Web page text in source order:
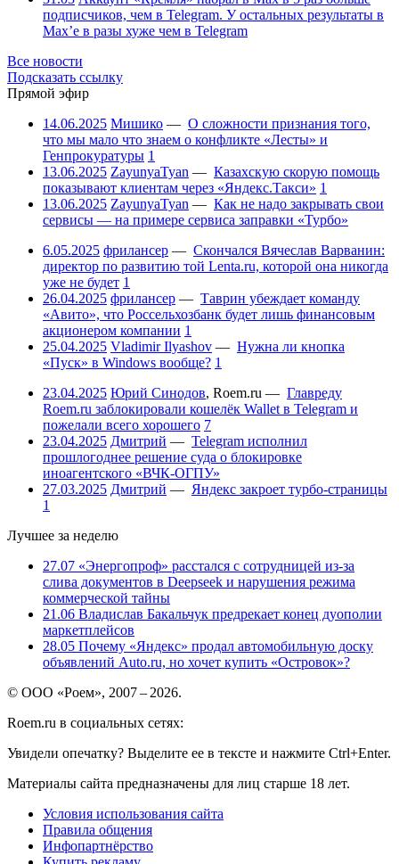
подписчиков, чем в Telegram. У остальных результаты в
Max’е в разы хуже чем в Telegram
Все новости
Подсказать ссылку
Прямой эфир
14.06.2025 Мишико — О сложности признания того,
что мы мало что знаем о конфликте «Лесты» и
Генпрокуратуры 1
13.06.2025 ZayunyaTyan — Казахскую скорую помощь
показывают клиентам через «Яндекс.Такси» 1
13.06.2025 ZayunyaTyan — Как не надо закрывать свои
сервисы — на примере сервиса заправки «Турбо»
6.05.2025 фрилансер — Скончался Вячеслав Варванин:
директор по развитию той Lenta.ru, которой она никогда
уже не будет 1
26.04.2025 фрилансер — Таврин убеждает команду
«Авито», что Россельхозбанк будет лишь финансовым
акционером компании 1
25.04.2025 Vladimir Ilyashov — Нужна ли кнопка
«Пуск» в Windows вообще? 1
23.04.2025 Юрий Синодов, Roem.ru — Главреду
Roem.ru заблокировали кошелёк Wallet в Telegram и
пожелали всего хорошего 7
23.04.2025 Дмитрий — Telegram исполнил
прошлогоднее решение суда о блокировке
иноагентского «ВЧК-ОГПУ»
27.03.2025 Дмитрий — Яндекс закроет турбо-страницы
1
Лучшее за неделю
27.07 «Энергопроф» расстался с сотрудницей из-за
слива документов в Deepseek и нарушения режима
коммерческой тайны
21.06 Владислав Бакальчук предрекает конец дуополии
маркетплейсов
28.05 Почему «Яндекс» продал автомобильную доску
объявлений Auto.ru, но хочет купить «Островок»?
© ООО «Роем», 2007 – 2026.
Roem.ru в социальных сетях:
Увидели опечатку? Выделите ее в тексте и нажмите Ctrl+Enter.
Материалы сайта предназначены для лиц старше 18 лет.
Условия использования сайта
Правила общения
Инфопартнёрство